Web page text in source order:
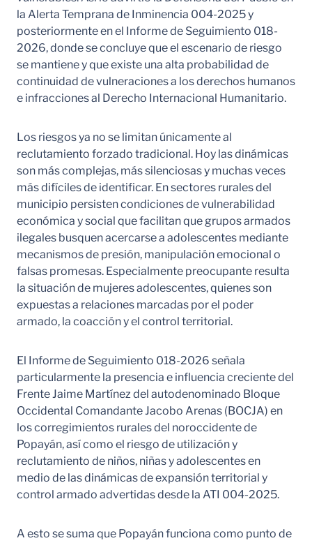
la Alerta Temprana de Inminencia 004-2025 y
posteriormente en el Informe de Seguimiento 018-
2026, donde se concluye que el escenario de riesgo
se mantiene y que existe una alta probabilidad de
continuidad de vulneraciones a los derechos humanos
e infracciones al Derecho Internacional Humanitario.
Los riesgos ya no se limitan únicamente al
reclutamiento forzado tradicional. Hoy las dinámicas
son más complejas, más silenciosas y muchas veces
más difíciles de identificar. En sectores rurales del
municipio persisten condiciones de vulnerabilidad
económica y social que facilitan que grupos armados
ilegales busquen acercarse a adolescentes mediante
mecanismos de presión, manipulación emocional o
falsas promesas. Especialmente preocupante resulta
la situación de mujeres adolescentes, quienes son
expuestas a relaciones marcadas por el poder
armado, la coacción y el control territorial.
El Informe de Seguimiento 018-2026 señala
particularmente la presencia e influencia creciente del
Frente Jaime Martínez del autodenominado Bloque
Occidental Comandante Jacobo Arenas (BOCJA) en
los corregimientos rurales del noroccidente de
Popayán, así como el riesgo de utilización y
reclutamiento de niños, niñas y adolescentes en
medio de las dinámicas de expansión territorial y
control armado advertidas desde la ATI 004-2025.
A esto se suma que Popayán funciona como punto de